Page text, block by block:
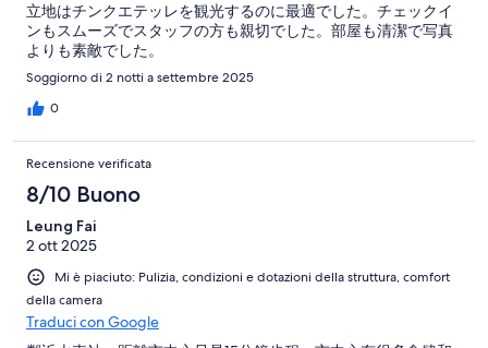
立地はチンクエテッレを観光するのに最適でした。チェックイ
ンもスムーズでスタッフの方も親切でした。部屋も清潔で写真
よりも素敵でした。
Soggiorno di 2 notti a settembre 2025
0
Recensione verificata
8/10 Buono
Leung Fai
2 ott 2025
Mi è piaciuto: Pulizia, condizioni e dotazioni della struttura, comfort
della camera
Traduci con Google